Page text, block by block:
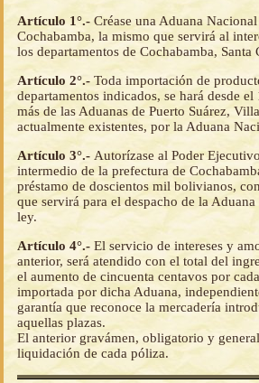
Artículo 1°.- Créase una Aduana
Cochabamba, la mismo que servirá al
los departamentos de Cochabamba, Santa
Artículo 2°.- Toda importación de
departamentos indicados, se hará desde
más de las Aduanas de Puerto Suárez,
actualmente existentes, por la Aduana
Artículo 3°.- Autorízase al Poder
intermedio de la prefectura de
préstamo de doscientos mil bolivianos,
que servirá para el despacho de la Aduana
ley.
Artículo 4°.- El servicio de intereses y
anterior, será atendido con el total del
el aumento de cincuenta centavos por
importada por dicha Aduana,
garantía que reconoce la mercadería
aquellas plazas.
El anterior gravámen, obligatorio y
liquidación de cada póliza.